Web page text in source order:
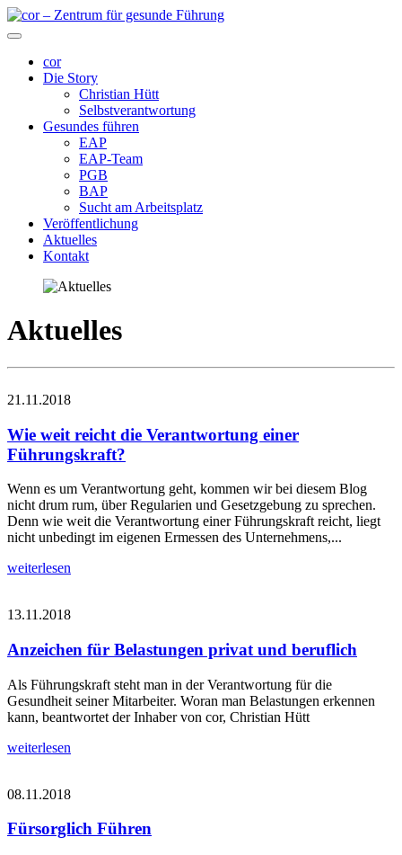
cor
Die Story
Christian Hütt
Selbstverantwortung
Gesundes führen
EAP
EAP-Team
PGB
BAP
Sucht am Arbeitsplatz
Veröffentlichung
Aktuelles
Kontakt
Aktuelles
21.11.2018
Wie weit reicht die Verantwortung einer
Führungskraft?
Wenn es um Verantwortung geht, kommen wir bei diesem Blog
nicht drum rum, über Regularien und Gesetzgebung zu sprechen.
Denn wie weit die Verantwortung einer Führungskraft reicht, liegt
nicht unbedingt im eigenen Ermessen des Unternehmens,...
weiterlesen
13.11.2018
Anzeichen für Belastungen privat und beruflich
Als Führungskraft steht man in der Verantwortung für die
Gesundheit seiner Mitarbeiter. Woran man Belastungen erkennen
kann, beantwortet der Inhaber von cor, Christian Hütt
weiterlesen
08.11.2018
Fürsorglich Führen